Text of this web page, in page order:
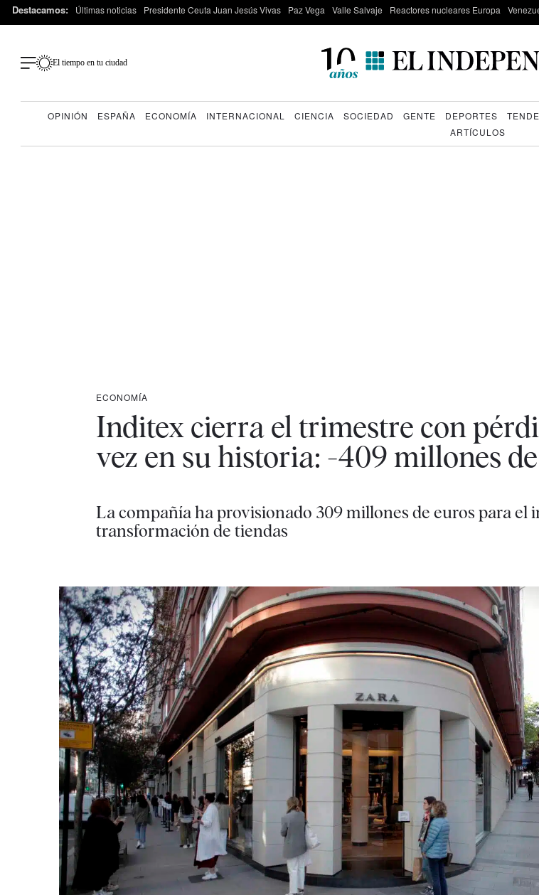
Destacamos: Últimas noticias Presidente Ceuta Juan Jesús Vivas Paz Vega Valle Salvaje Reactores nucleares Europa
El tiempo en tu ciudad
OPINIÓN ESPAÑA ECONOMÍA INTERNACIONAL CIENCIA SOCIEDAD GENTE DEPORTES
ARTÍCULOS
ECONOMÍA
Inditex cierra el trimestre con
vez en su historia: -409 millones
La compañía ha provisionado 309 millones de euros para el
transformación de tiendas